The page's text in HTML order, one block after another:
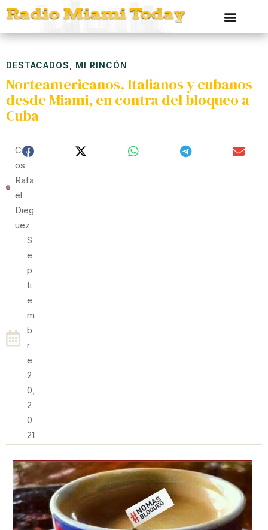
DESTACADOS MI RINCÓN
Norteamericanos, Italianos y cubanos
desde Miami, en contra del bloqueo a
Cuba
Carl
Os
Rafa
El
Dieg
Uez
S
E
P
Ti
E
M
B
R
E
2
0,
2
0
21